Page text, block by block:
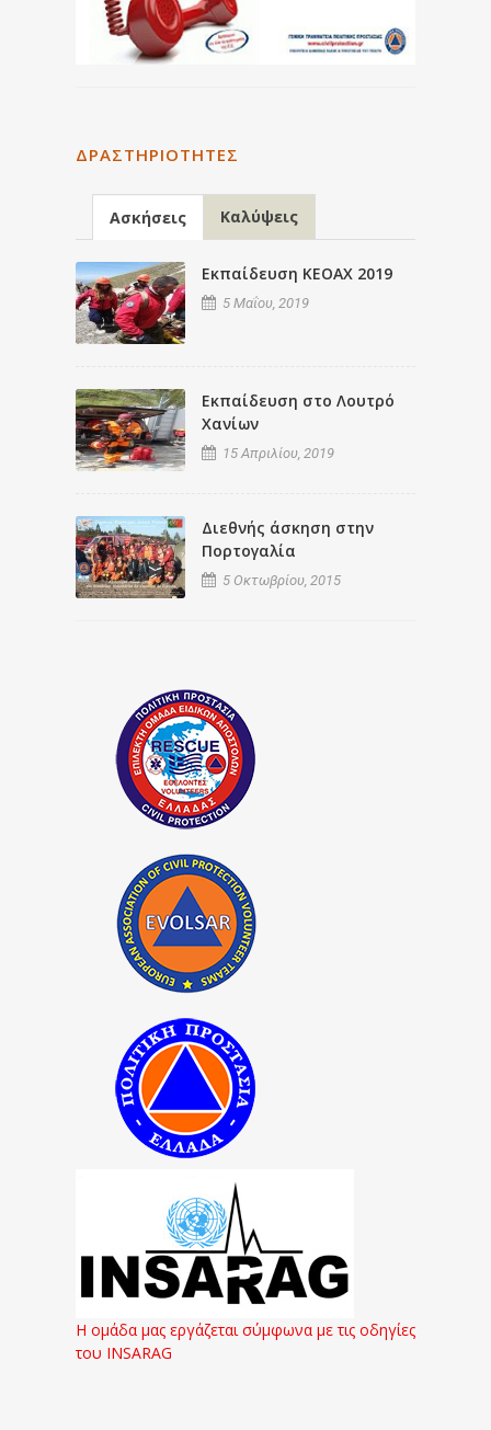
ΔΡΑΣΤΗΡΙΌΤΗΤΕΣ
Ασκήσεις Καλύψεις
Εκπαίδευση ΚΕΟΑΧ 2019
5 Μαΐου, 2019
Εκπαίδευση στο Λουτρό
Χανίων
15 Απριλίου, 2019
Διεθνής άσκηση στην
Πορτογαλία
5 Οκτωβρίου, 2015
Η ομάδα μας εργάζεται σύμφωνα με τις οδηγίες
του INSARAG